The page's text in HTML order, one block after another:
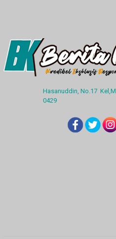
Hasanuddin, No.17
0429